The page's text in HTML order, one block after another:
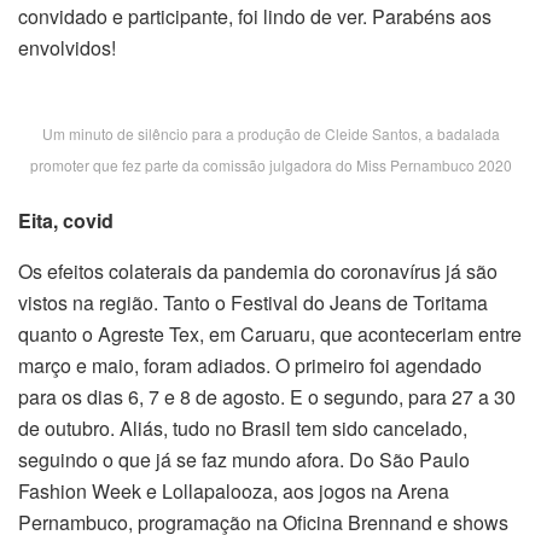
convidado e participante, foi lindo de ver. Parabéns aos
envolvidos!
Um minuto de silêncio para a produção de Cleide Santos, a badalada
promoter que fez parte da comissão julgadora do Miss Pernambuco 2020
Eita, covid
Os efeitos colaterais da pandemia do coronavírus já são
vistos na região. Tanto o Festival do Jeans de Toritama
quanto o Agreste Tex, em Caruaru, que aconteceriam entre
março e maio, foram adiados. O primeiro foi agendado
para os dias 6, 7 e 8 de agosto. E o segundo, para 27 a 30
de outubro. Aliás, tudo no Brasil tem sido cancelado,
seguindo o que já se faz mundo afora. Do São Paulo
Fashion Week e Lollapalooza, aos jogos na Arena
Pernambuco, programação na Oficina Brennand e shows